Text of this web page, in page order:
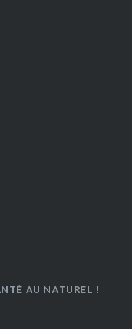
AU NATUREL !